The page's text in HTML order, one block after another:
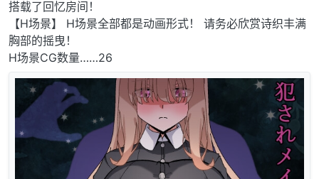
搭载了回忆房间！
【H场景】 H场景全部都是动画形式！ 请务必欣赏诗织丰满
胸部的摇曳！
H场景CG数量……26